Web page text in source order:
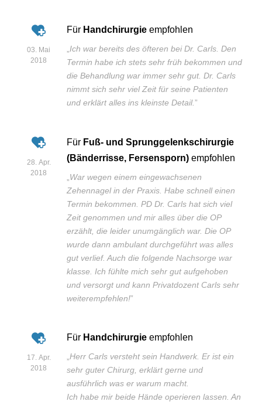
03. Mai
2018
Für Handchirurgie empfohlen
Ich war bereits des öfteren bei Dr. Carls. Den
Termin habe ich stets sehr früh bekommen und
die Behandlung war immer sehr gut. Dr. Carls
nimmt sich sehr viel Zeit für seine Patienten
und erklärt alles ins kleinste Detail.”
28. Apr.
2018
Für Fuß- und Sprunggelenkschirurgie
(Bänderrisse, Fersensporn) empfohlen
War wegen einem eingewachsenen
Zehennagel in der Praxis. Habe schnell einen
Termin bekommen. PD Dr. Carls hat sich viel
Zeit genommen und mir alles über die OP
erzählt, die leider unumgänglich war. Die OP
wurde dann ambulant durchgeführt was alles
gut verlief. Auch die folgende Nachsorge war
klasse. Ich fühlte mich sehr gut aufgehoben
und versorgt und kann Privatdozent Carls sehr
weiterempfehlen!”
17. Apr.
2018
Für Handchirurgie empfohlen
Herr Carls versteht sein Handwerk. Er ist ein
sehr guter Chirurg, erklärt gerne und
ausführlich was er warum macht.
Ich habe mir beide Hände operieren lassen. An